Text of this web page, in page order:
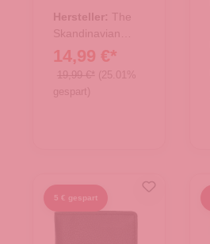
- braun
Hersteller: The
Skandinavian
Brand
14,99 €*
19,99 €* (25.01%
gespart)
5 € gespart